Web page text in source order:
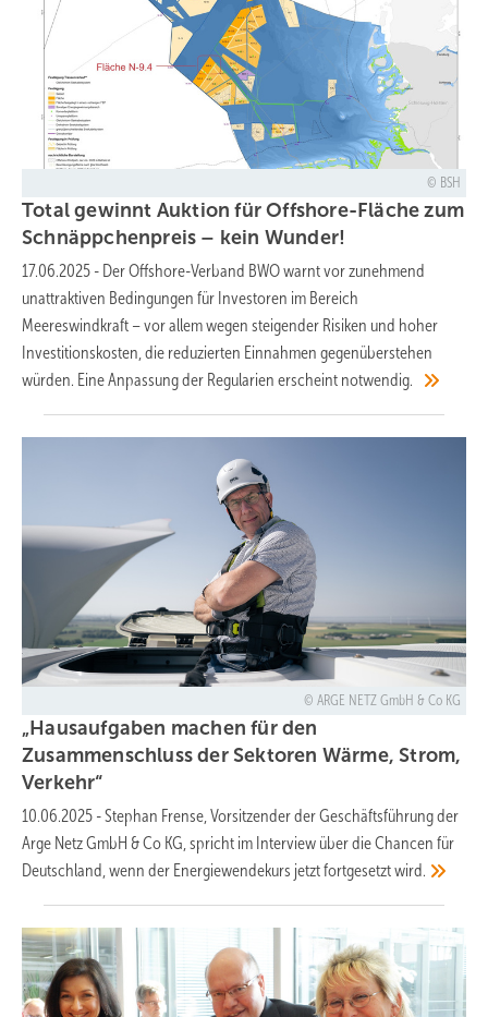
BSH
Total gewinnt Auktion für Offshore-Fläche zum
Schnäppchenpreis – kein Wunder!
17.06.2025 - Der Offshore-Verband BWO warnt vor zunehmend
unattraktiven Bedingungen für Investoren im Bereich
Meereswindkraft – vor allem wegen steigender Risiken und hoher
Investitionskosten, die reduzierten Einnahmen gegenüberstehen
würden. Eine Anpassung der Regularien erscheint notwendig.
ARGE NETZ GmbH & Co KG
„Hausaufgaben machen für den
Zusammenschluss der Sektoren Wärme, Strom,
Verkehr“
10.06.2025 -Stephan Frense, Vorsitzender der Geschäftsführung der
Arge Netz GmbH & Co KG, spricht im Interview über die Chancen für
Deutschland, wenn der Energiewendekurs jetzt fortgesetztwird.